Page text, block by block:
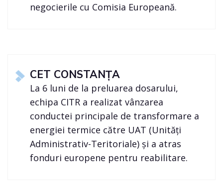
negocierile cu Comisia Europeană.
CET CONSTANȚA
La 6 luni de la preluarea dosarului,
echipa CITR a realizat vânzarea
conductei principale de transformare a
energiei termice către UAT (Unități
Administrativ-Teritoriale) și a atras
fonduri europene pentru reabilitare.